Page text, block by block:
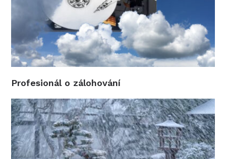
Profesionál o zálohování